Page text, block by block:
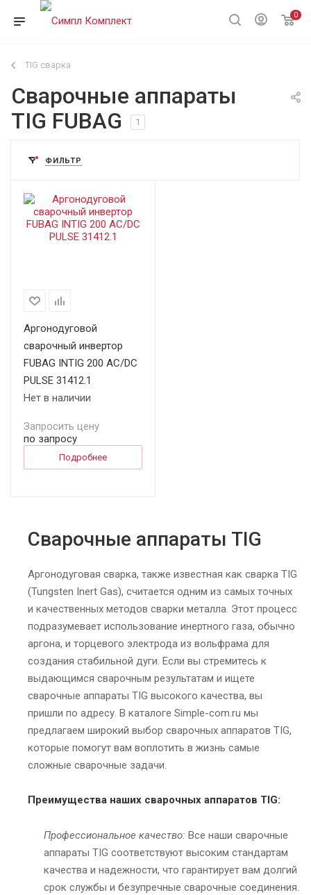
0
TIG сварка
Сварочные аппараты
TIG FUBAG
1
ФИЛЬТР
Аргонодуговой
сварочный инвертор
FUBAG INTIG 200 AC/DC
PULSE 31412.1
Нет в наличии
Запросить цену
по запросу
Подробнее
Сварочные аппараты TIG
Аргонодуговая сварка, также известная как сварка TIG
(Tungsten Inert Gas), считается одним из самых точных
и качественных методов сварки металла. Этот процесс
подразумевает использование инертного газа, обычно
аргона, и торцевого электрода из вольфрама для
создания стабильной дуги. Если вы стремитесь к
выдающимся сварочным результатам и ищете
сварочные аппараты TIG высокого качества, вы
пришли по адресу. В каталоге Simple-com.ru мы
предлагаем широкий выбор сварочных аппаратов TIG,
которые помогут вам воплотить в жизнь самые
сложные сварочные задачи.
Преимущества наших сварочных аппаратов TIG:
Профессиональное качество: Все наши сварочные
аппараты TIG соответствуют высоким стандартам
качества и надежности, что гарантирует вам долгий
срок службы и безупречные сварочные соединения.